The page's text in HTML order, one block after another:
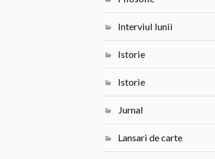
Interviul lunii
Istorie
Istorie
Jurnal
Lansari de carte